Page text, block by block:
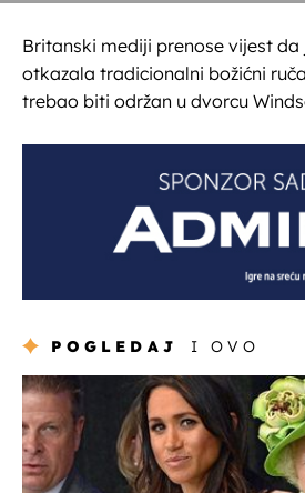
Britanski mediji prenose vijest
otkazala tradicionalni božićni
trebao biti održan u dvorcu
POGLEDAJ I OVO